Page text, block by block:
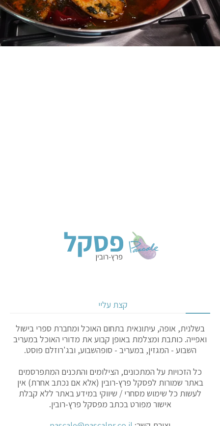
קצת עליי
בשלנית, אופה, עיתונאית בתחום האוכל ומחברת ספרי בישול
ואפייה. כותבת ומצלמת באופן קבוע את מדורי האוכל במעריב
השבוע - המגזין, במעריב - סופהשבוע, ובג'רוזלם פוסט.
כל הזכויות על המתכונים, הצילומים והתכנים המתפרסמים
באתר שמורות לפסקל פרץ-רובין (אלא אם נכתב אחרת) אין
לעשות כל שימוש מסחרי / שיווקי במידע באתר ללא קבלת
אישור מפורט בכתב מפסקל פרץ-רובין.